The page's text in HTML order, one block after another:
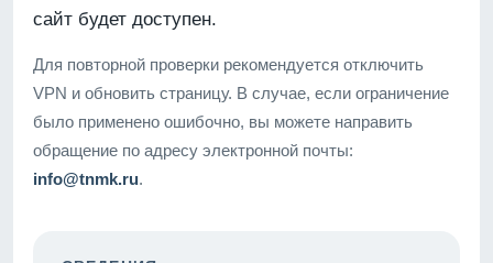
сайт будет доступен.
Для повторной проверки рекомендуется отключить
VPN и обновить страницу. В случае, если ограничение
было применено ошибочно, вы можете направить
обращение по адресу электронной почты:
info@tnmk.ru.